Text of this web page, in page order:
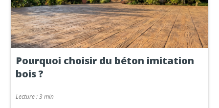
Pourquoi choisir du béton imitation
bois ?
Lecture :3 min